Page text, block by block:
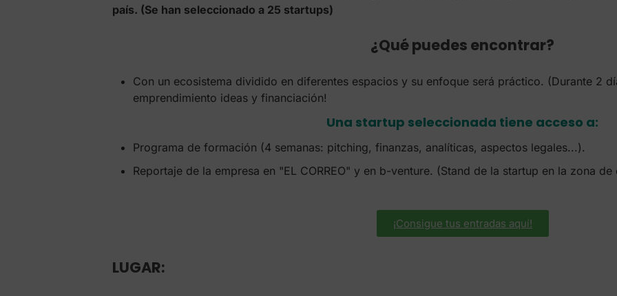
país. (Se han seleccionado a 25 startups)
¿Qué puedes encontrar?
Con un ecosistema dividido en diferentes espacios y su enfoque será práctico. (Durante 2
emprendimiento ideas y financiación!
Una startup seleccionada tiene acceso a:
Programa de formación (4 semanas: pitching, finanzas, analíticas, aspectos legales...).
Reportaje de la empresa en "EL CORREO" y en b-venture. (Stand de la startup en la zona
¡Consigue tus entradas aquí!
LUGAR: